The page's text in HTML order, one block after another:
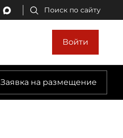
Поиск по сайту
Войти
Заявка на размещение